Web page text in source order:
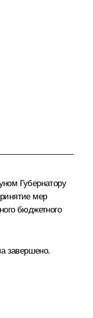
Губернатору
мер
бюджетного
завершено.